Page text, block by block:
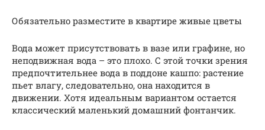
Обязательно разместите в квартире живые цветы
Вода может присутствовать в вазе или графине, но
неподвижная вода – это плохо. С этой точки зрения
предпочтительнее вода в поддоне кашпо: растение
пьет влагу, следовательно, она находится в
движении. Хотя идеальным вариантом остается
классический маленький домашний фонтанчик.